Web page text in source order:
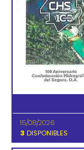
15/08/2026
3 DISPONIBLES